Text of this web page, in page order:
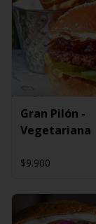
Gran Pilón -
Vegetariana
$9.900